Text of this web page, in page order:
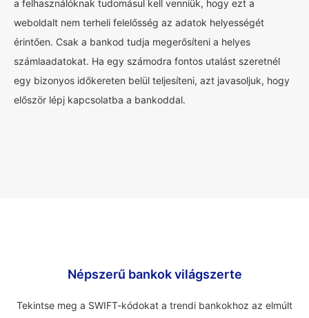
a felhasználóknak tudomásul kell venniük, hogy ezt a
weboldalt nem terheli felelősség az adatok helyességét
érintően. Csak a bankod tudja megerősíteni a helyes
számlaadatokat. Ha egy számodra fontos utalást szeretnél
egy bizonyos időkereten belül teljesíteni, azt javasoljuk, hogy
először lépj kapcsolatba a bankoddal.
Népszerű bankok világszerte
Tekintse meg a SWIFT-kódokat a trendi bankokhoz az elmúlt